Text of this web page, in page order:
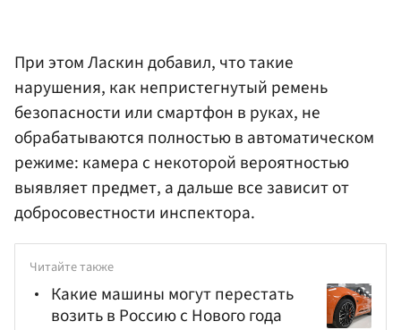
При этом Ласкин добавил, что такие
нарушения, как непристегнутый ремень
безопасности или смартфон в руках, не
обрабатываются полностью в автоматическом
режиме: камера с некоторой вероятностью
выявляет предмет, а дальше все зависит от
добросовестности инспектора.
Читайте также
Какие машины могут перестать
возить в Россию с Нового года